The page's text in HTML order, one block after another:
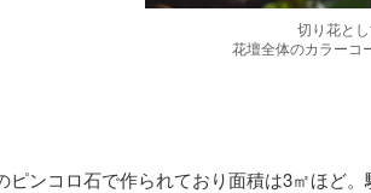
切り花と
花壇全体のカラーコ
ピンコロ石で作られており面積は3㎡ほど